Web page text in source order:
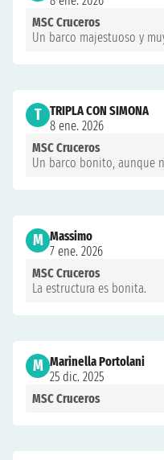
MSC Cruceros
Un barco majestuoso y
T TRIPLA CON SIMONA
8 ene. 2026
MSC Cruceros
Un barco bonito, aunque
M Massimo
7 ene. 2026
MSC Cruceros
La estructura es bonita.
M Marinella Portolani
25 dic. 2025
MSC Cruceros